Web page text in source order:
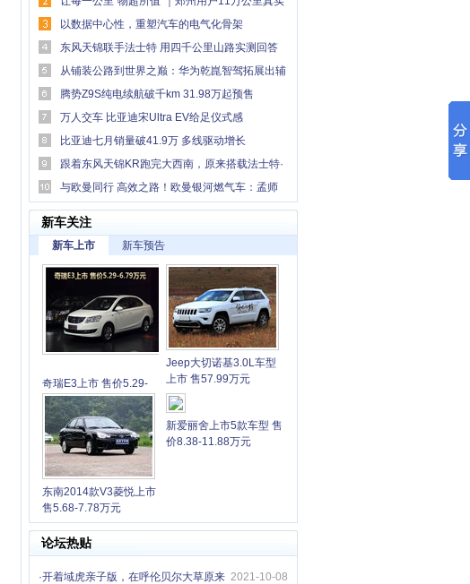
口碑，卡文小卡撑起一个家
以数据中心性，重塑汽车的电气化骨架
东风天锦联手法士特 用四千公里山路实测回答
何为“中卡创富优解”
从铺装公路到世界之巅：华为乾崑智驾拓展出辅
助驾驶“最后一公里”
腾势Z9S纯电续航破千km 31.98万起预售
万人交车 比亚迪宋Ultra EV给足仪式感
比亚迪七月销量破41.9万 多线驱动增长
跟着东风天锦KR跑完大西南，原来搭载法士特·
易行这么香！
与欧曼同行 高效之路！欧曼银河燃气车：孟师
傅跨省长途干线增收利器
新车关注
新车上市 新车预告
奇瑞E3上市 售价5.29-
6.79万元
Jeep大切诺基3.0L车型
上市 售57.99万元
东南2014款V3菱悦上市
售5.68-7.78万元
新爱丽舍上市5款车型 售
价8.38-11.88万元
论坛热贴
2021-10-08
·开着域虎亲子版，在呼伦贝尔大草原来